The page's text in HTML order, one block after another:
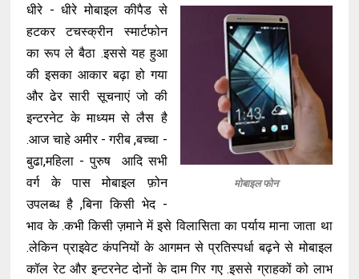
मोबाइल फोन
धीरे - धीरे मोबाइल कीपैड से
हटकर टचस्क्रीन स्मार्टफोन
का रूप ले बैठा .इससे यह हुआ
की इसका आकार बढ़ा हो गया
और ढेर सारी सूचनाएं जो की
इन्टरनेट के माध्यम से लैस है
.आज चाहे अमीर - गरीब ,बच्चा -
बुढा,महिला - पुरुष आदि सभी
वर्ग के पास मोबाइल फ़ोन
उपलब्ध है ,बिना किसी भेद -
भाव के .कभी किसी ज़माने में इसे विलासिता का पर्याय माना जाता था
.लेकिन प्राइवेट कंपनियों के आगमन से प्रतिस्पर्धा बढ़ने से मोबाइल
कॉल रेट और इन्टरनेट दोनों के दाम गिर गए .इससे ग्राहकों को लाभ